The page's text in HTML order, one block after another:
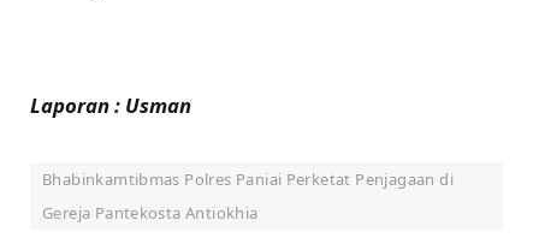
Laporan : Usman
Bhabinkamtibmas Polres Paniai Perketat Penjagaan di
Gereja Pantekosta Antiokhia